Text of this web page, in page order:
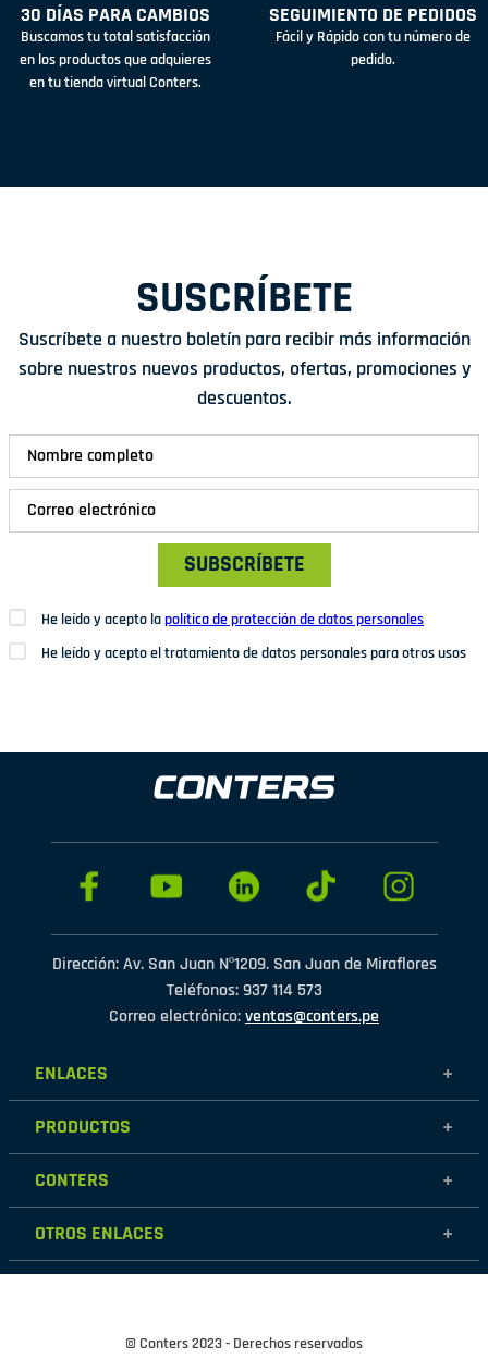
30 DÍAS PARA CAMBIOS
Buscamos tu total satisfacción
en los productos que adquieres
en tu tienda virtual Conters.
SEGUIMIENTO DE PEDIDOS
Fácil y Rápido con tu número de
pedido.
SUSCRÍBETE
Suscríbete a nuestro boletín para recibir más información
sobre nuestros nuevos productos, ofertas, promociones y
descuentos.
SUBSCRÍBETE
He leído y acepto lapolítica de protección de datos personales
He leído y acepto el tratamiento de datos personales para otros usos
Dirección: Av. San Juan Nº1209. San Juan de Miraflores
Teléfonos: 937 114 573
Correo electrónico:ventas@conters.pe
ENLACES +
Mujer
Hombre
PRODUCTOS +
Calzados
Zapatillas
CONTERS +
Nosotros
Contáctanos
Tiendas
OTROS ENLACES +
Políticas de garantía
Cambios y devoluciones
© Conters 2023 - Derechos reservados